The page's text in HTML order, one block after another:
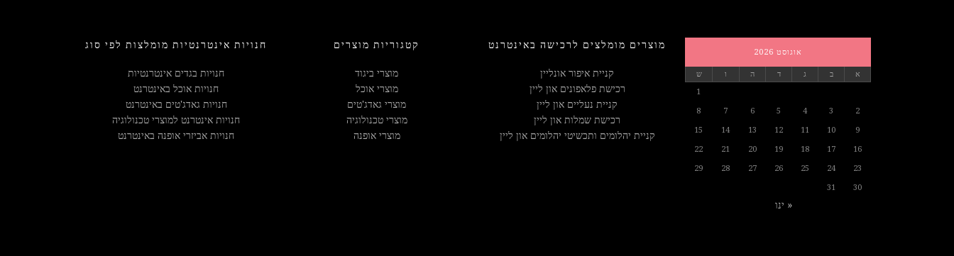
חנויות אינטרנטיות מומלצות לפי סוג
חנויות בגדים אינטרנטיות
חנויות אוכל באינטרנט
חנויות גאדג'טים באינטרנט
חנויות אינטרנט למוצרי טכנולוגיה
חנויות אביזרי אופנה באינטרנט
קטגוריות מוצרים
מוצרי ביגוד
מוצרי אוכל
מוצרי גאדג'טים
מוצרי טכנולוגיה
מוצרי אופנה
מוצרים מומלצים לרכישה באינטרנט
קניית איפור אונליין
רכישת פלאפונים און ליין
קניית נעליים און ליין
רכישת שמלות און ליין
קניית יהלומים ותכשיטי יהלומים און ליין
אוגוסט 2026
א ב ג ד ה ו
ש
1
2
3
4
5
6
7
8
9
10
11
12
13
14
15
16
17
18
19
20
21
22
23
24
25
26
27
28
29
30
31
« ינו